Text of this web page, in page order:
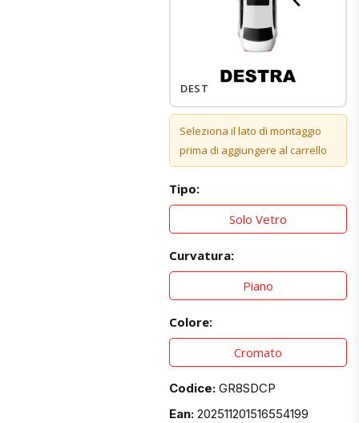
DESTRO
Seleziona il lato di montaggio
prima di aggiungere al carrello
Tipo:
Solo Vetro
Curvatura:
Piano
Colore:
Cromato
Codice: GR8SDCP
Ean: 202511201516554199